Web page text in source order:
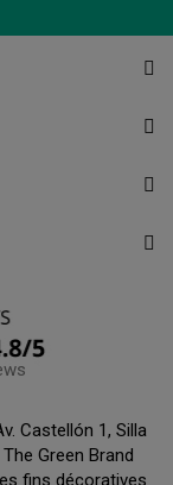
Castellón 1, Silla
Green Brand
fins décoratives